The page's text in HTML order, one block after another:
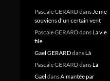
Pascale GERARDdansJe me
souviens d’un certain vent
Pascale GERARDdans La vie
file
Gael GERARDdans Là
Pascale GERARDdans Là
Gaël dansAimantée par